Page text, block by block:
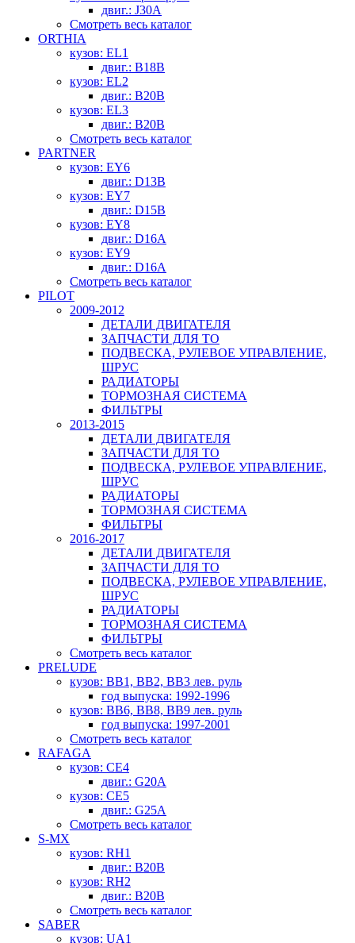
двиг.: J30A
Смотреть весь каталог
ORTHIA
кузов: EL1
двиг.: B18B
кузов: EL2
двиг.: B20B
кузов: EL3
двиг.: B20B
Смотреть весь каталог
PARTNER
кузов: EY6
двиг.: D13B
кузов: EY7
двиг.: D15B
кузов: EY8
двиг.: D16A
кузов: EY9
двиг.: D16A
Смотреть весь каталог
PILOT
2009-2012
ДЕТАЛИ ДВИГАТЕЛЯ
ЗАПЧАСТИ ДЛЯ ТО
ПОДВЕСКА, РУЛЕВОЕ УПРАВЛЕНИЕ,
ШРУС
РАДИАТОРЫ
ТОРМОЗНАЯ СИСТЕМА
ФИЛЬТРЫ
2013-2015
ДЕТАЛИ ДВИГАТЕЛЯ
ЗАПЧАСТИ ДЛЯ ТО
ПОДВЕСКА, РУЛЕВОЕ УПРАВЛЕНИЕ,
ШРУС
РАДИАТОРЫ
ТОРМОЗНАЯ СИСТЕМА
ФИЛЬТРЫ
2016-2017
ДЕТАЛИ ДВИГАТЕЛЯ
ЗАПЧАСТИ ДЛЯ ТО
ПОДВЕСКА, РУЛЕВОЕ УПРАВЛЕНИЕ,
ШРУС
РАДИАТОРЫ
ТОРМОЗНАЯ СИСТЕМА
ФИЛЬТРЫ
Смотреть весь каталог
PRELUDE
кузов: BB1, BB2, BB3 лев. руль
год выпуска: 1992-1996
кузов: BB6, BB8, BB9 лев. руль
год выпуска: 1997-2001
Смотреть весь каталог
RAFAGA
кузов: CE4
двиг.: G20A
кузов: CE5
двиг.: G25A
Смотреть весь каталог
S-MX
кузов: RH1
двиг.: B20B
кузов: RH2
двиг.: B20B
Смотреть весь каталог
SABER
кузов: UA1